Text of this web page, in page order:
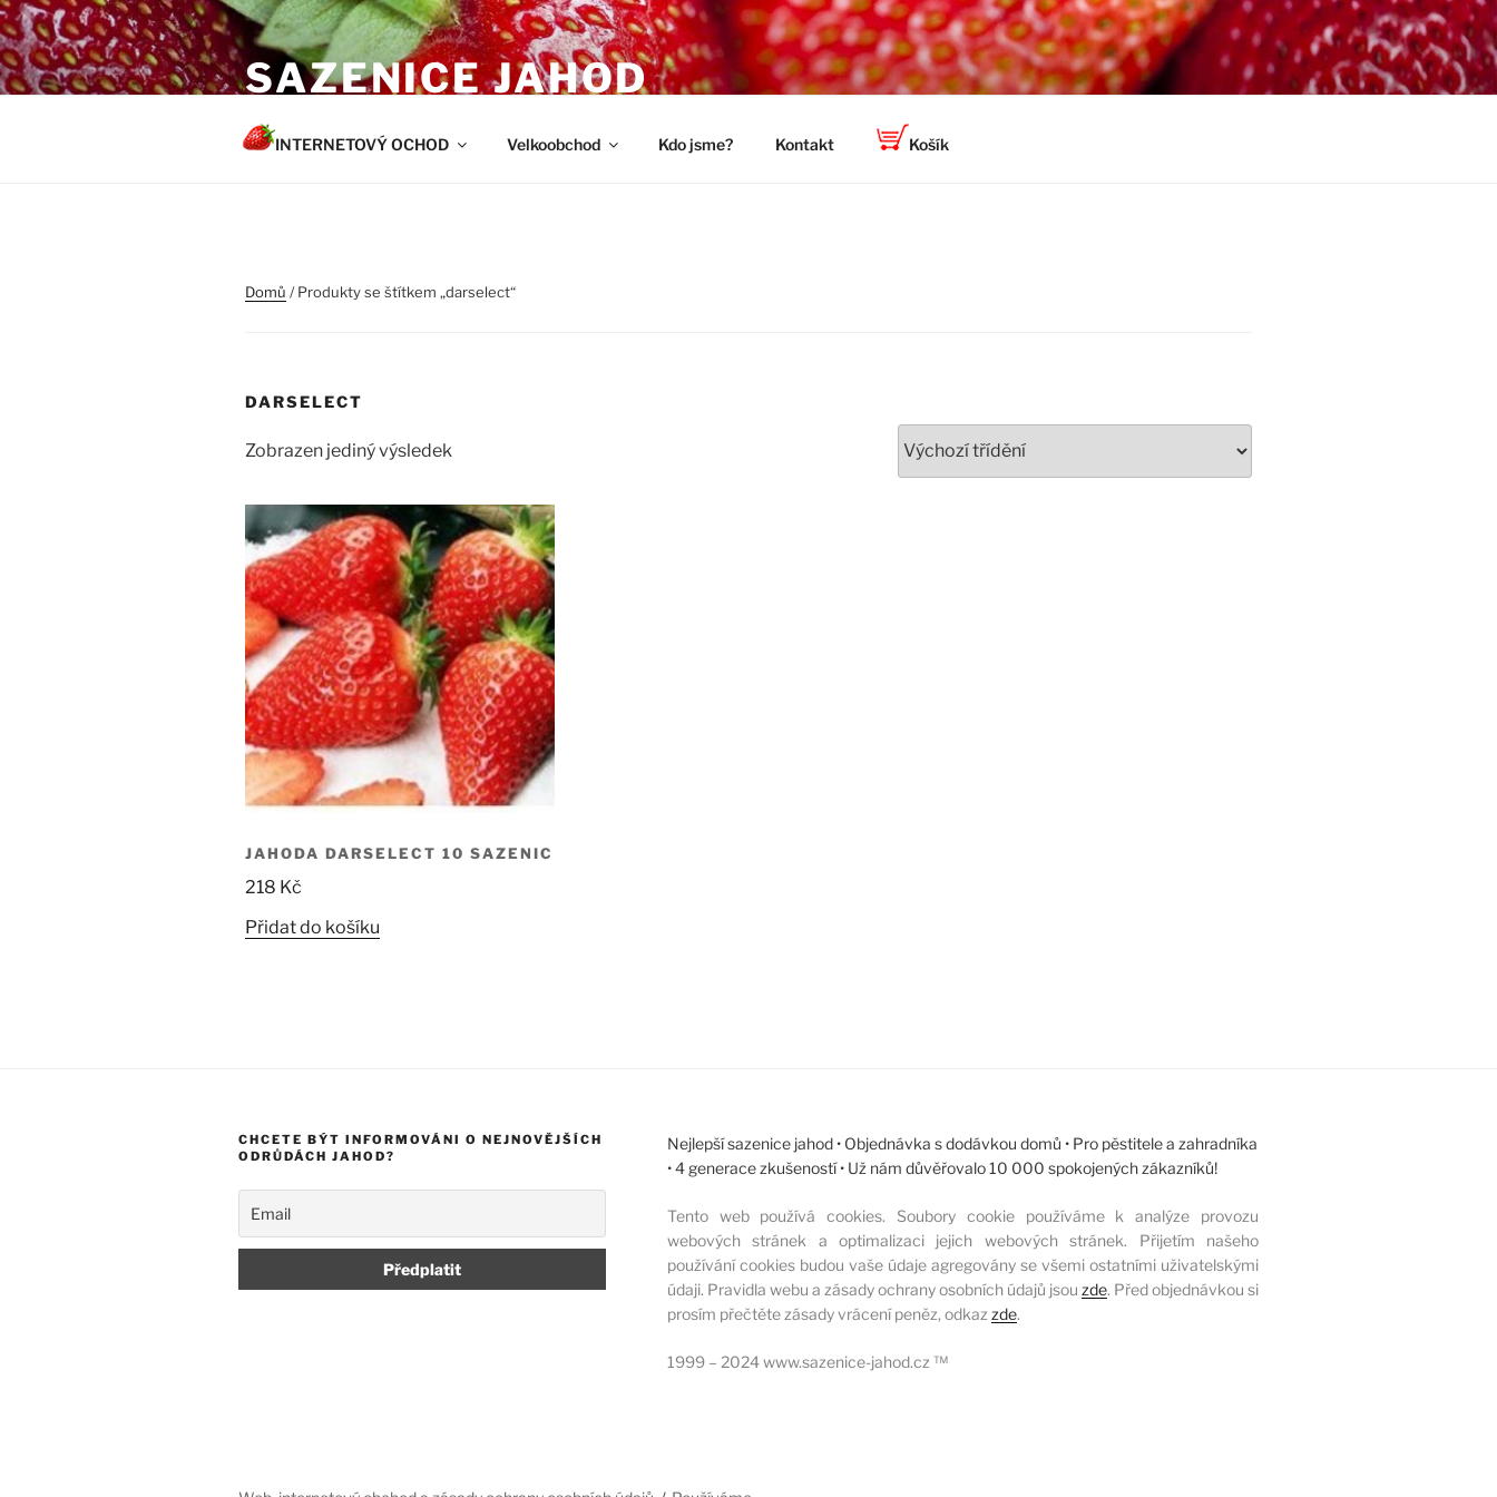
Přejít
k
obsahu
webu
SAZENICE JAHOD
INTERNETOVÝ OCHOD Velkoobchod Kdo jsme? Kontakt Košík
Domů / Produkty se štítkem „darselect“
DARSELECT
Zobrazen jediný výsledek
JAHODA DARSELECT 10 SAZENIC
218 Kč
Přidat do košíku
CHCETE BÝT INFORMOVÁNI O NEJNOVĚJŠÍCH
ODRŮDÁCH JAHOD?
Nejlepší sazenice jahod • Objednávka s dodávkou domů • Pro pěstitele a zahradníka
• 4 generace zkušeností • Už nám důvěřovalo 10 000 spokojených zákazníků!
Tento web používá cookies. Soubory cookie používáme k analýze provozu
webových stránek a optimalizaci jejich webových stránek. Přijetím našeho
používání cookies budou vaše údaje agregovány se všemi ostatními uživatelskými
údaji. Pravidla webu a zásady ochrany osobních údajů jsou zde. Před objednávkou si
prosím přečtěte zásady vrácení peněz, odkaz zde.
1999 – 2024 www.sazenice-jahod.cz ™